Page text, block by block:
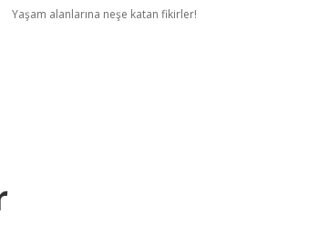
Yaşam alanlarına neşe katan fikirler!